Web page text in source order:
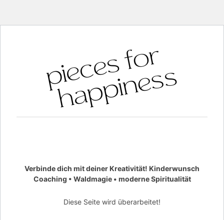
Verbinde dich mit deiner Kreativität! Kinderwunsch
Coaching • Waldmagie • moderne Spiritualität
Diese Seite wird überarbeitet!